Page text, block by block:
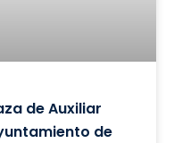
de Auxiliar
de